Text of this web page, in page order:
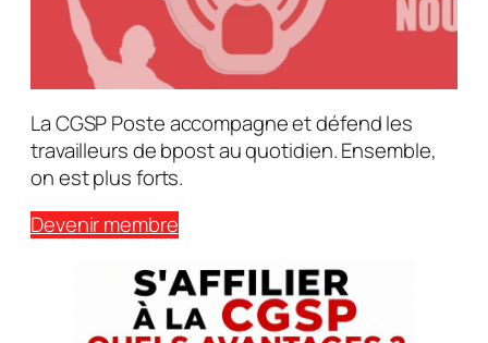
La CGSP Poste accompagne et défend les
travailleurs de bpost au quotidien. Ensemble,
on est plus forts.
Devenir membre